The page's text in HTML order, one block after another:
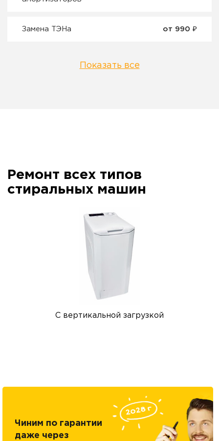
Замена ТЭНа от 990 ₽
Показать все
Ремонт всех типов
стиральных машин
С вертикальной загрузкой
Чиним по гарантии
даже через